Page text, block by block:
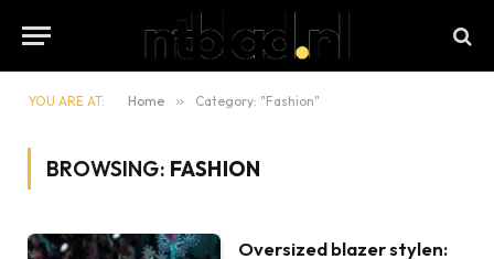
YOU ARE AT: Home » Category: "Fashion"
BROWSING: FASHION
Oversized blazer stylen: